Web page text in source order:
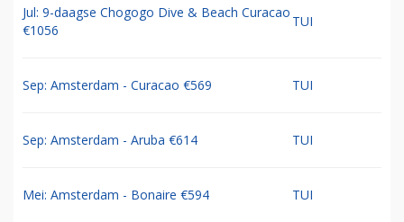
Jul: 9-daagse Chogogo Dive & Beach Curacao
€1056
TUI
Sep: Amsterdam - Curacao €569 TUI
Sep: Amsterdam - Aruba €614 TUI
Mei: Amsterdam - Bonaire €594 TUI